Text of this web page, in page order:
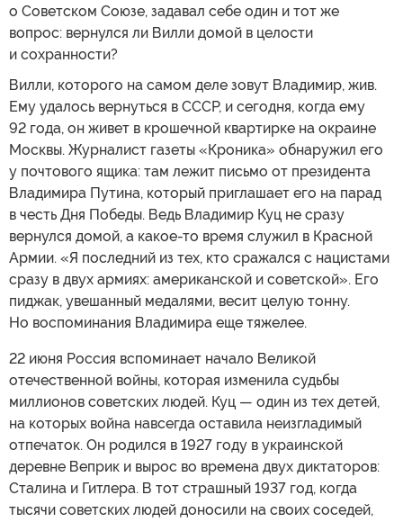
о Советском Союзе, задавал себе один и тот же
вопрос: вернулся ли Вилли домой в целости
и сохранности?
Вилли, которого на самом деле зовут Владимир, жив.
Ему удалось вернуться в СССР, и сегодня, когда ему
92 года, он живет в крошечной квартирке на окраине
Москвы. Журналист газеты «Кроника» обнаружил его
у почтового ящика: там лежит письмо от президента
Владимира Путина, который приглашает его на парад
в честь Дня Победы. Ведь Владимир Куц не сразу
вернулся домой, а какое-то время служил в Красной
Армии. «Я последний из тех, кто сражался с нацистами
сразу в двух армиях: американской и советской». Его
пиджак, увешанный медалями, весит целую тонну.
Но воспоминания Владимира еще тяжелее.
22 июня Россия вспоминает начало Великой
отечественной войны, которая изменила судьбы
миллионов советских людей. Куц — один из тех детей,
на которых война навсегда оставила неизгладимый
отпечаток. Он родился в 1927 году в украинской
деревне Веприк и вырос во времена двух диктаторов:
Сталина и Гитлера. В тот страшный 1937 год, когда
тысячи советских людей доносили на своих соседей,